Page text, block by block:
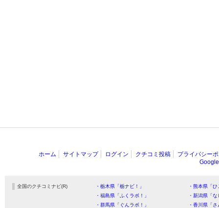
ホーム サイトマップ ログイン クチコミ投稿
プライバシー
全国のクチコミナビ(R) ・栃木県「栃ナビ！」
・熊本県「
・福島県「ふくラボ！」
・新潟県「
・群馬県「ぐんラボ！」
・香川県「